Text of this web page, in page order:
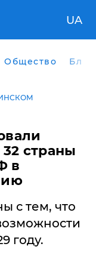
UA
Общество
страны
в
с тем, что
году.